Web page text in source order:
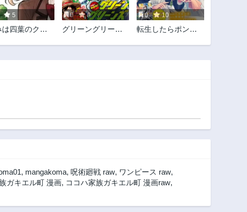
5
は四葉のクロ
0 9
グリーングリーン
0 10
転生したらポンコ
あれこれを持ち込
, mangakoma, 呪術廻戦 raw, ワンピース raw,
ガキエル町 漫画, ココハ家族ガキエル町 漫画raw,